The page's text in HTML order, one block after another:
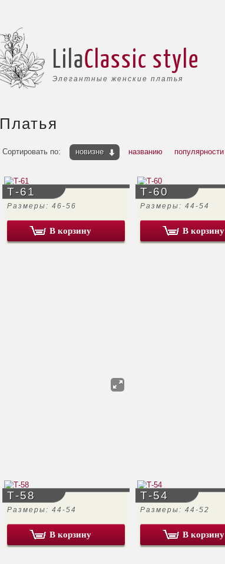
Элегантные женские платья
LilaClassic style
Платья
Сортировать по: новизне названию популярности
Т-61
Размеры: 46-56
В корзину
Т-60
Размеры: 44-54
В корзину
Т-58
Размеры: 44-54
В корзину
Т-54
Размеры: 44-52
В корзину